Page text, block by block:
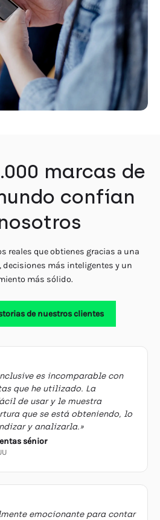
marcas de
confían
reales que obtienes gracias a una
más inteligentes y un
más sólido.
de nuestros clientes
es incomparable con
que he utilizado. La
de usar y le muestra
que se está obteniendo, lo
y analizarla.»
sénior
emocionante para contar